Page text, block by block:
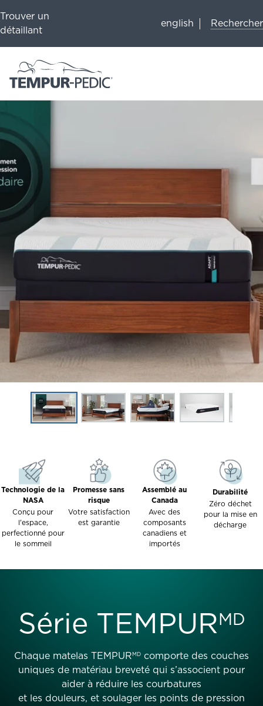
Trouver un
détaillant
english Rechercher
Technologie de la
NASA
Conçu pour
l'espace,
perfectionné pour
le sommeil
Promesse sans
risque
Votre satisfaction
est garantie
Assemblé au
Canada
Avec des
composants
canadiens et
importés
Durabilité
Zéro déchet
pour la mise en
décharge
Série TEMPURMD
Chaque matelas TEMPURMD comporte des couches
uniques de matériau breveté qui s’associent pour
aider à réduire les courbatures
et les douleurs, et soulager les points de pression